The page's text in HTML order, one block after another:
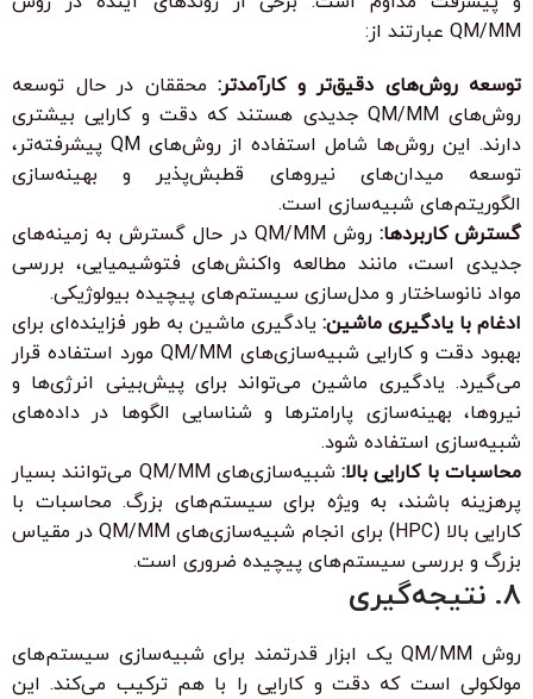
QM/MM عبارتند از:
توسعه روش‌های دقیق‌تر و کارآمدتر: محققان در حال توسعه
روش‌های QM/MM جدیدی هستند که دقت و کارایی بیشتری
دارند. این روش‌ها شامل استفاده از روش‌های QM پیشرفته‌تر،
توسعه میدان‌های نیروهای قطبش‌پذیر و بهینه‌سازی
الگوریتم‌های شبیه‌سازی است.
گسترش کاربردها:
روش QM/MM در حال گسترش به زمینه‌های
جدیدی است، مانند مطالعه واکنش‌های فتوشیمیایی، بررسی
مواد نانوساختار و مدل‌سازی سیستم‌های پیچیده بیولوژیکی.
ادغام با یادگیری ماشین: یادگیری ماشین به طور فزاینده‌ای برای
بهبود دقت و کارایی شبیه‌سازی‌های QM/MM مورد استفاده قرار
می‌گیرد. یادگیری ماشین می‌تواند برای پیش‌بینی انرژی‌ها و
نیروها، بهینه‌سازی پارامترها و شناسایی الگوها در داده‌های
شبیه‌سازی استفاده شود.
محاسبات با کارایی بالا:
شبیه‌سازی‌های QM/MM می‌توانند بسیار
پرهزینه باشند، به ویژه برای سیستم‌های بزرگ. محاسبات با
کارایی بالا (HPC) برای انجام شبیه‌سازی‌های QM/MM در مقیاس
بزرگ و بررسی سیستم‌های پیچیده ضروری است.
8. نتیجه‌گیری
روش QM/MM یک ابزار قدرتمند برای شبیه‌سازی سیستم‌های
مولکولی است که دقت و کارایی را با هم ترکیب می‌کند. این